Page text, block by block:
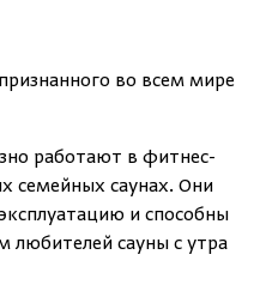
во всем мире
работают в фитнес-
семейных саунах. Они
и способны
любителей сауны с утра